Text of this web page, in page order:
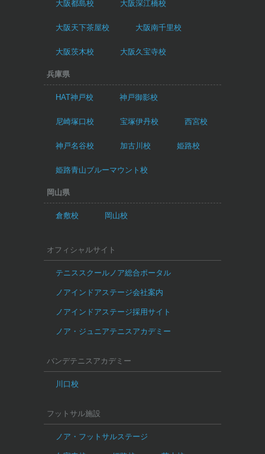
大阪都島校 大阪深江橋校
大阪天下茶屋校 大阪南千里校
大阪茨木校 大阪久宝寺校
兵庫県
HAT神戸校 神戸御影校
尼崎塚口校 宝塚伊丹校 西宮校
神戸名谷校 加古川校 姫路校
姫路青山ブルーマウント校
岡山県
倉敷校 岡山校
オフィシャルサイト
テニススクールノア総合ポータル
ノアインドアステージ会社案内
ノアインドアステージ採用サイト
ノア・ジュニアテニスアカデミー
バンデテニスアカデミー
川口校
フットサル施設
ノア・フットサルステージ